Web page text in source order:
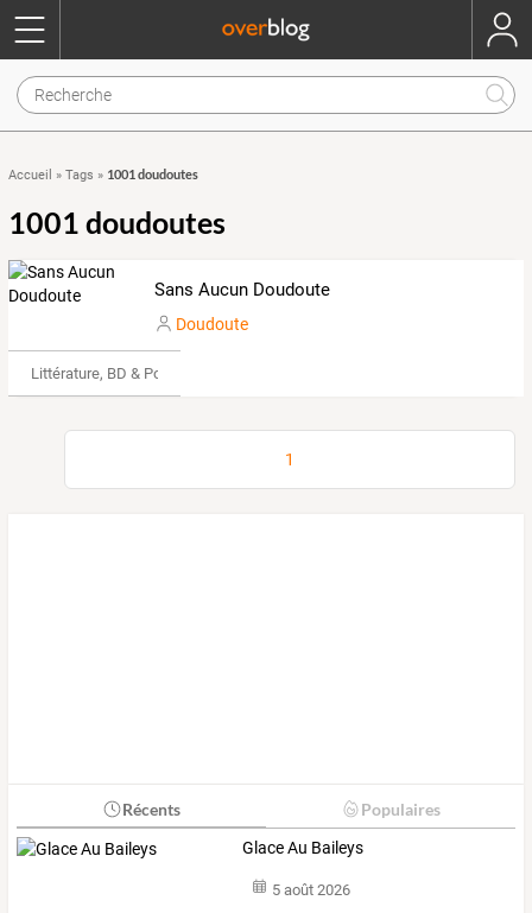
Accueil » Tags » 1001 doudoutes
1001 doudoutes
Sans Aucun Doudoute
Doudoute
Littérature, BD & Poésie
1
Récents Populaires
Glace Au Baileys
5 août 2026